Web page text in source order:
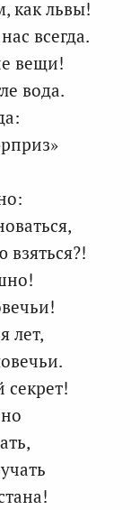
как львы!
всегда.
вещи!
вода.
взяться?!
лет,
секрет!